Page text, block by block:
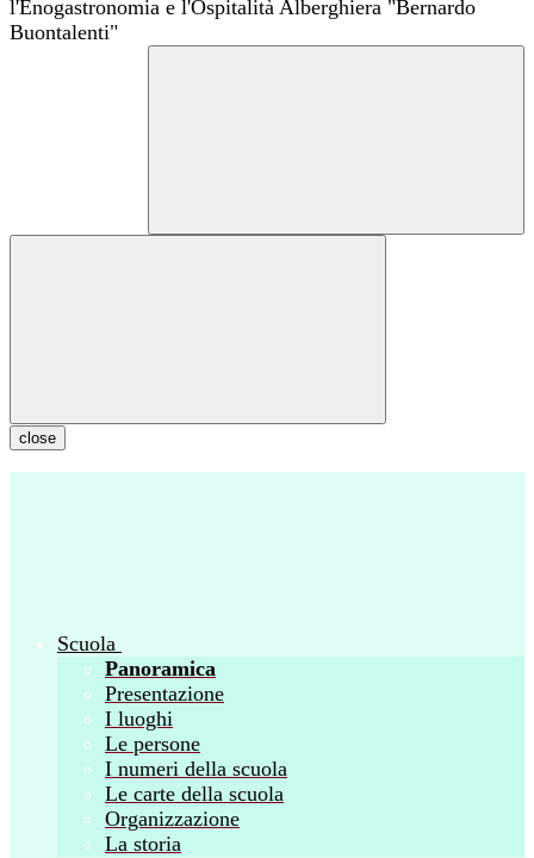
close
Scuola
Panoramica
Presentazione
I luoghi
Le persone
I numeri della scuola
Le carte della scuola
Organizzazione
La storia